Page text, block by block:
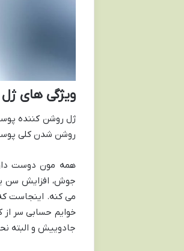
ویژگی های
ژل روشن کننده
روشن شدن کلی
همه مون دوست
جوش، افزایش سن
می کنه. اینجاست
خوایم حسابی سر از
جادوییش و البته